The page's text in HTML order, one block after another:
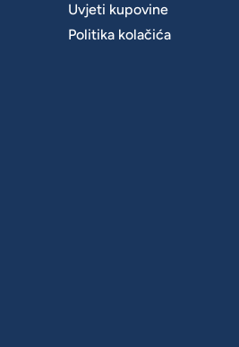
Uvjeti kupovine
Politika kolačića